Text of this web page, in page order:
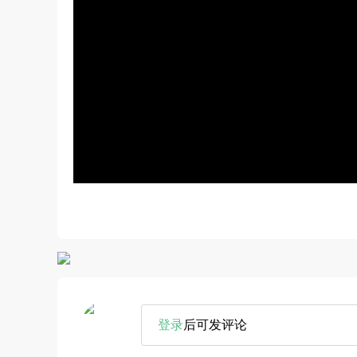
登录后可发评论